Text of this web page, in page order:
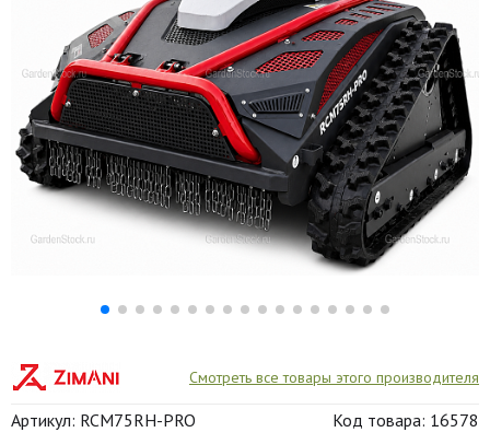
Смотреть все товары этого производителя
Артикул: RCM75RH-PRO Код товара: 16578